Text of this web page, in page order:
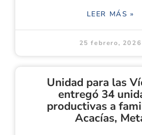
LEER MÁS »
25 febrero, 2026
Unidad para las
entregó 34
productivas a
Acacías,